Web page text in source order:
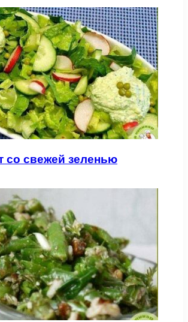
со свежей зеленью